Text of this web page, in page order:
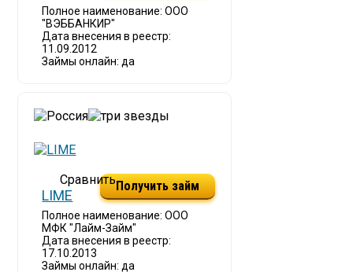
Полное наименование: ООО
"ВЭББАНКИР"
Дата внесения в реестр:
11.09.2012
Займы онлайн: да
LIME
Полное наименование: ООО
МФК "Лайм-Займ"
Дата внесения в реестр:
17.10.2013
Займы онлайн: да
Получить займ